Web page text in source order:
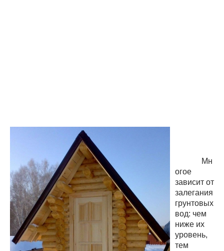
Мн
огое
зависит от
залегания
грунтовых
вод: чем
ниже их
уровень,
тем